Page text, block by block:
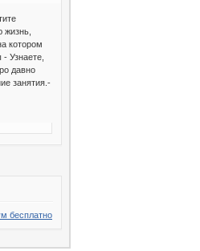
жизнь,
котором
Узнаете,
давно
занятия.-
бесплатно